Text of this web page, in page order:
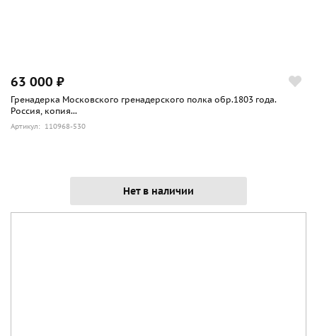
63 000 ₽
Гренадерка Московского гренадерского полка обр.1803 года.
Россия, копия...
Артикул: 110968-530
Нет в наличии